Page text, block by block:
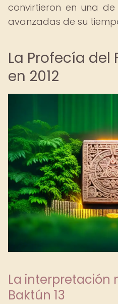
convirtieron en una de
avanzadas de su
La Profecía del
en 2012
La interpretación
Baktún 13